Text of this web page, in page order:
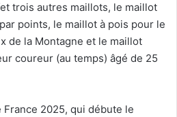
trois autres maillots, le maillot
points, le maillot à pois pour le
de la Montagne et le maillot
coureur (au temps) âgé de 25
2025, qui débute le